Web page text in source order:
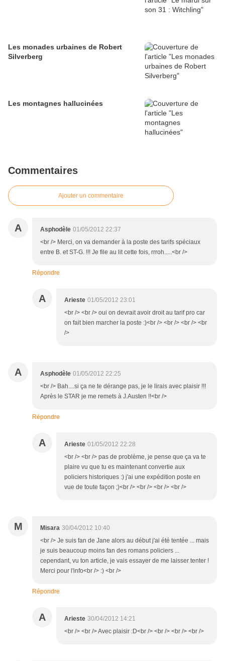
Les monades urbaines de Robert
Silverberg
Les montagnes hallucinées
Commentaires
Ajouter un commentaire
A Asphodèle 01/05/2012 22:37
<br /> Merci, on va demander à la poste des tarifs spéciaux
entre B. et ST-G. !!! Je file au lit cette fois, rrroh.....<br />
Répondre
A Arieste 01/05/2012 23:01
<br /> <br /> oui on devrait avoir droit au tarif pro car
on fait bien marcher la poste :)<br /> <br /> <br /> <br
/>
A Asphodèle 01/05/2012 22:25
<br /> Bah....si ça ne te dérange pas, je le lirais avec plaisir !!!
Après le STAR je me remets à J.Austen !!<br />
Répondre
A Arieste 01/05/2012 22:28
<br /> <br /> pas de problème, je pense que ça va te
plaire vu que tu es maintenant convertie aux
policiers historiques :) j'ai une expédition poste en
vue de toute façon ;)<br /> <br /> <br /> <br />
M Misara 30/04/2012 10:40
<br /> Je suis fan de Jane alors au début j'ai été tentée ... mais
je suis beaucoup moins fan des romans policiers ...
cependant, vu ton article, je vais essayer de me laisser tenter !
Merci pour l'info<br /> :) <br />
Répondre
A Arieste 30/04/2012 14:21
<br /> <br /> Avec plaisir :D<br /> <br /> <br /> <br />